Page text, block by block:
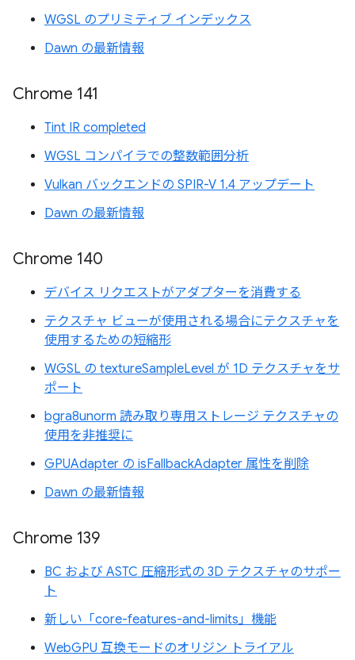
WGSL のプリミティブ インデックス
Dawn の最新情報
Chrome 141
Tint IR completed
WGSL コンパイラでの整数範囲分析
Vulkan バックエンドの SPIR-V 1.4 アップデート
Dawn の最新情報
Chrome 140
デバイス リクエストがアダプターを消費する
テクスチャ ビューが使用される場合にテクスチャを
使用するための短縮形
WGSL の textureSampleLevel が 1D テクスチャをサ
ポート
bgra8unorm 読み取り専用ストレージ テクスチャの
使用を非推奨に
GPUAdapter の isFallbackAdapter 属性を削除
Dawn の最新情報
Chrome 139
BC および ASTC 圧縮形式の 3D テクスチャのサポー
ト
新しい「core-features-and-limits」機能
WebGPU 互換モードのオリジン トライアル